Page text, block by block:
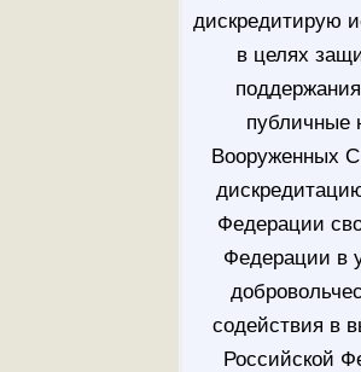
дискредитирую
в целях
публичные
Вооруженных
Федерации
Федерации в
содействия в
Российской